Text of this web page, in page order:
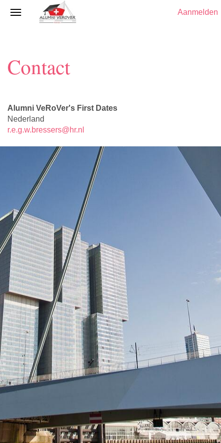
Aanmelden
Contact
Alumni VeRoVer's First Dates
Nederland
r.e.g.w.bressers@hr.nl